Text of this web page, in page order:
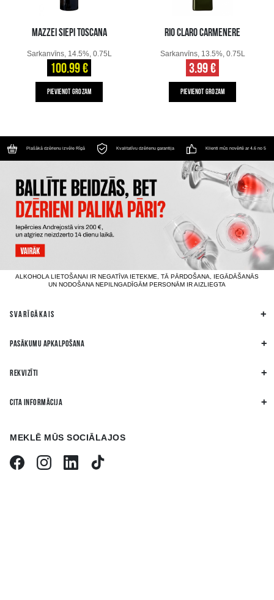
MAZZEI SIEPI TOSCANA
Sarkanvīns, 14.5%, 0.75L
100.99 €
PIEVIENOT GROZAM
RIO CLARO CARMENERE
Sarkanvīns, 13.5%, 0.75L
3.99 €
PIEVIENOT GROZAM
Plašākā dzērienu izvēle Rīgā Kvalitatīvu dzērienu garantija Klienti mūs novērtē ar 4.6 no 5
ALKOHOLA LIETOŠANAI IR NEGATĪVA IETEKME, TĀ PĀRDOŠANA, IEGĀDĀŠANĀS
UN NODOŠANA NEPILNGADĪGĀM PERSONĀM IR AIZLIEGTA
SVARĪGĀKAIS
PASĀKUMU APKALPOŠANA
REKVIZĪTI
CITA INFORMĀCIJA
MEKLĒ MŪS SOCIĀLAJOS